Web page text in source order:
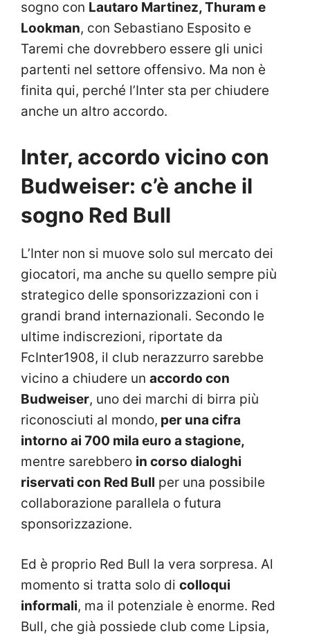
sogno con Lautaro Martinez, Thuram e
Lookman, con Sebastiano Esposito e
Taremi che dovrebbero essere gli unici
partenti nel settore offensivo. Ma non è
finita qui, perché l’Inter sta per chiudere
anche un altro accordo.
Inter, accordo vicino con
Budweiser: c’è anche il
sogno Red Bull
L’Inter non si muove solo sul mercato dei
giocatori, ma anche su quello sempre più
strategico delle sponsorizzazioni con i
grandi brand internazionali. Secondo le
ultime indiscrezioni, riportate da
FcInter1908, il club nerazzurro sarebbe
vicino a chiudere un accordo con
Budweiser, uno dei marchi di birra più
riconosciuti al mondo, per una cifra
intorno ai 700 mila euro a stagione,
mentre sarebbero in corso dialoghi
riservati con Red Bull per una possibile
collaborazione parallela o futura
sponsorizzazione.
Ed è proprio Red Bull la vera sorpresa. Al
momento si tratta solo di colloqui
informali, ma il potenziale è enorme. Red
Bull, che già possiede club come Lipsia,